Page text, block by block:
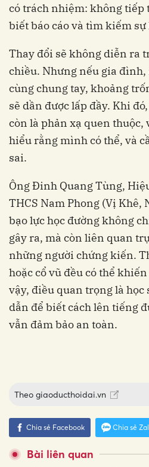
có trách nhiệm: không tiếp
biết báo cáo và tìm kiếm
Thay đổi sẽ không diễn ra
chiều. Nhưng nếu gia đình,
cùng chung tay, khoảng
sẽ dần được lấp đầy. Khi
còn là phản xạ quen thuộc,
hiểu rằng mình có thể, và
sai.
Ông Đinh Quang Tùng,
THCS Nam Phong (Vị
bạo lực học đường không
gây ra, mà còn liên quan
những người chứng kiến.
hoặc cổ vũ đều có thể
vậy, điều quan trọng là
dẫn để biết cách lên tiếng
vẫn đảm bảo an toàn.
Theo giaoducthoidai.vn
Chia sẻ Facebook Chia sẻ
Bài liên quan